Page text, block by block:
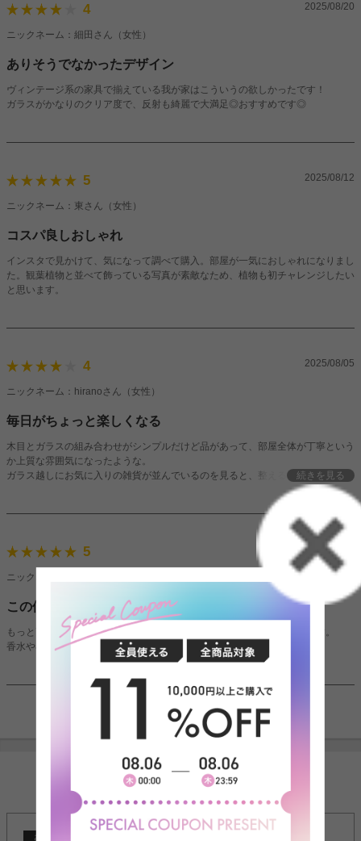
4 2025/08/20
ニックネーム：細田さん（女性）
ありそうでなかったデザイン
ヴィンテージ系の家具で揃えている我が家はこういうの欲しかったです！
ガラスがかなりのクリア度で、反射も綺麗で大満足◎おすすめです◎
5 2025/08/12
ニックネーム：東さん（女性）
コスパ良しおしゃれ
インスタで見かけて、気になって調べて購入。部屋が一気におしゃれになりまし
た。観葉植物と並べて飾っている写真が素敵なため、植物も初チャレンジしたい
と思います。
4 2025/08/05
ニックネーム：hiranoさん（女性）
毎日がちょっと楽しくなる
木目とガラスの組み合わせがシンプルだけど品があって、部屋全体が丁寧という
か上質な雰囲気になったような。
ガラス越しにお気に入りの雑貨が並んでいるのを見ると、整えることも楽しめる
続きを見る
5 2025/08/01
ニックネーム：HILOさん（男性）
この価格でこの見た目は正直すごい
もっと高く見えるかと思われがちですが、意外とコスパ良くて驚かれます。
香水や小物も映えるので気に入っています。
1件〜6件（全6件）
INFORMATION
お知らせ